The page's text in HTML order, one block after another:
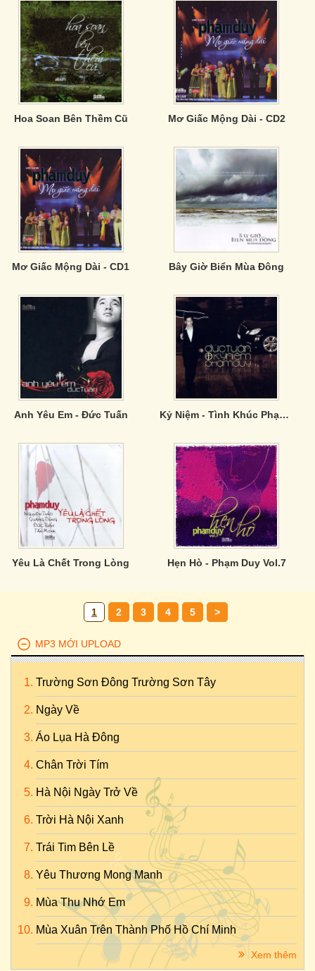
Hoa Soan Bên Thềm Cũ Mơ Giấc Mộng Dài - CD2
Mơ Giấc Mộng Dài - CD1 Bây Giờ Biển Mùa Đông
Anh Yêu Em - Đức Tuấn Kỷ Niệm - Tình Khúc Phạm Duy - CD1
Yêu Là Chết Trong Lòng Hẹn Hò - Phạm Duy Vol.7
1 2 3 4 5 >
MP3 MỚI UPLOAD
Trường Sơn Đông Trường Sơn Tây
Ngày Về
Áo Lụa Hà Đông
Chân Trời Tím
Hà Nội Ngày Trở Về
Trời Hà Nội Xanh
Trái Tim Bên Lề
Yêu Thương Mong Manh
Mùa Thu Nhớ Em
Mùa Xuân Trên Thành Phố Hồ Chí Minh
Xem thêm